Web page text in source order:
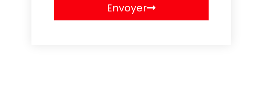
Envoyer